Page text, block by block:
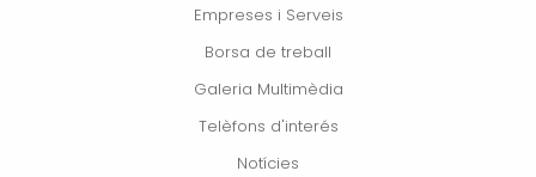
Empreses i Serveis
Borsa de treball
Galeria Multimèdia
Telèfons d'interés
Notícies